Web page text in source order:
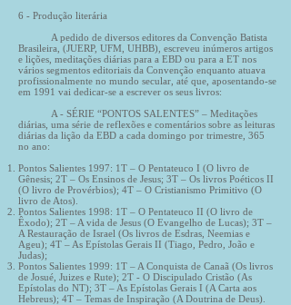
6 - Produção literária
A pedido de diversos editores da Convenção Batista
Brasileira, (JUERP, UFM, UHBB), escreveu inúmeros artigos
e lições, meditações diárias para a EBD ou para a ET nos
vários segmentos editoriais da Convenção enquanto atuava
profissionalmente no mundo secular, até que, aposentando-se
em 1991 vai dedicar-se a escrever os seus livros:
A - SÉRIE “PONTOS SALENTES” – Meditações
diárias, uma série de reflexões e comentários sobre as leituras
diárias da lição da EBD a cada domingo por trimestre, 365
no ano:
Pontos Salientes 1997: 1T – O Pentateuco I (O livro de
Gênesis; 2T – Os Ensinos de Jesus; 3T – Os livros Poéticos II
(O livro de Provérbios); 4T – O Cristianismo Primitivo (O
livro de Atos).
Pontos Salientes 1998: 1T – O Pentateuco II (O livro de
Êxodo); 2T – A vida de Jesus (O Evangelho de Lucas); 3T –
A Restauração de Israel (Os livros de Esdras, Neemias e
Ageu); 4T – As Epístolas Gerais II (Tiago, Pedro, João e
Judas);
Pontos Salientes 1999: 1T – A Conquista de Canaã (Os livros
de Josué, Juizes e Rute); 2T - O Discipulado Cristão (As
Epístolas do NT); 3T – As Epístolas Gerais I (A Carta aos
Hebreus); 4T – Temas de Inspiração (A Doutrina de Deus).